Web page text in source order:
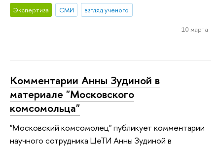
Экспертиза СМИ взгляд ученого
10 марта
Комментарии Анны Зудиной в
материале "Московского
комсомольца"
"Московский комсомолец" публикует комментарии
научного сотрудника ЦеТИ Анны Зудиной в